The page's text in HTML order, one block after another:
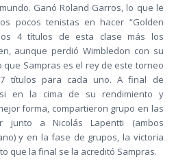
Ganó Roland Garros, lo que le
pocos tenistas en hacer “Golden
4 títulos de esta clase más los
aunque perdió Wimbledon con su
que Sampras es el rey de este torneo
títulos para cada uno. A final de
en la cima de su rendimiento y
forma, compartieron grupo en las
junto a Nicolás Lapentti (ambos
y en la fase de grupos, la victoria
que la final se la acreditó Sampras.